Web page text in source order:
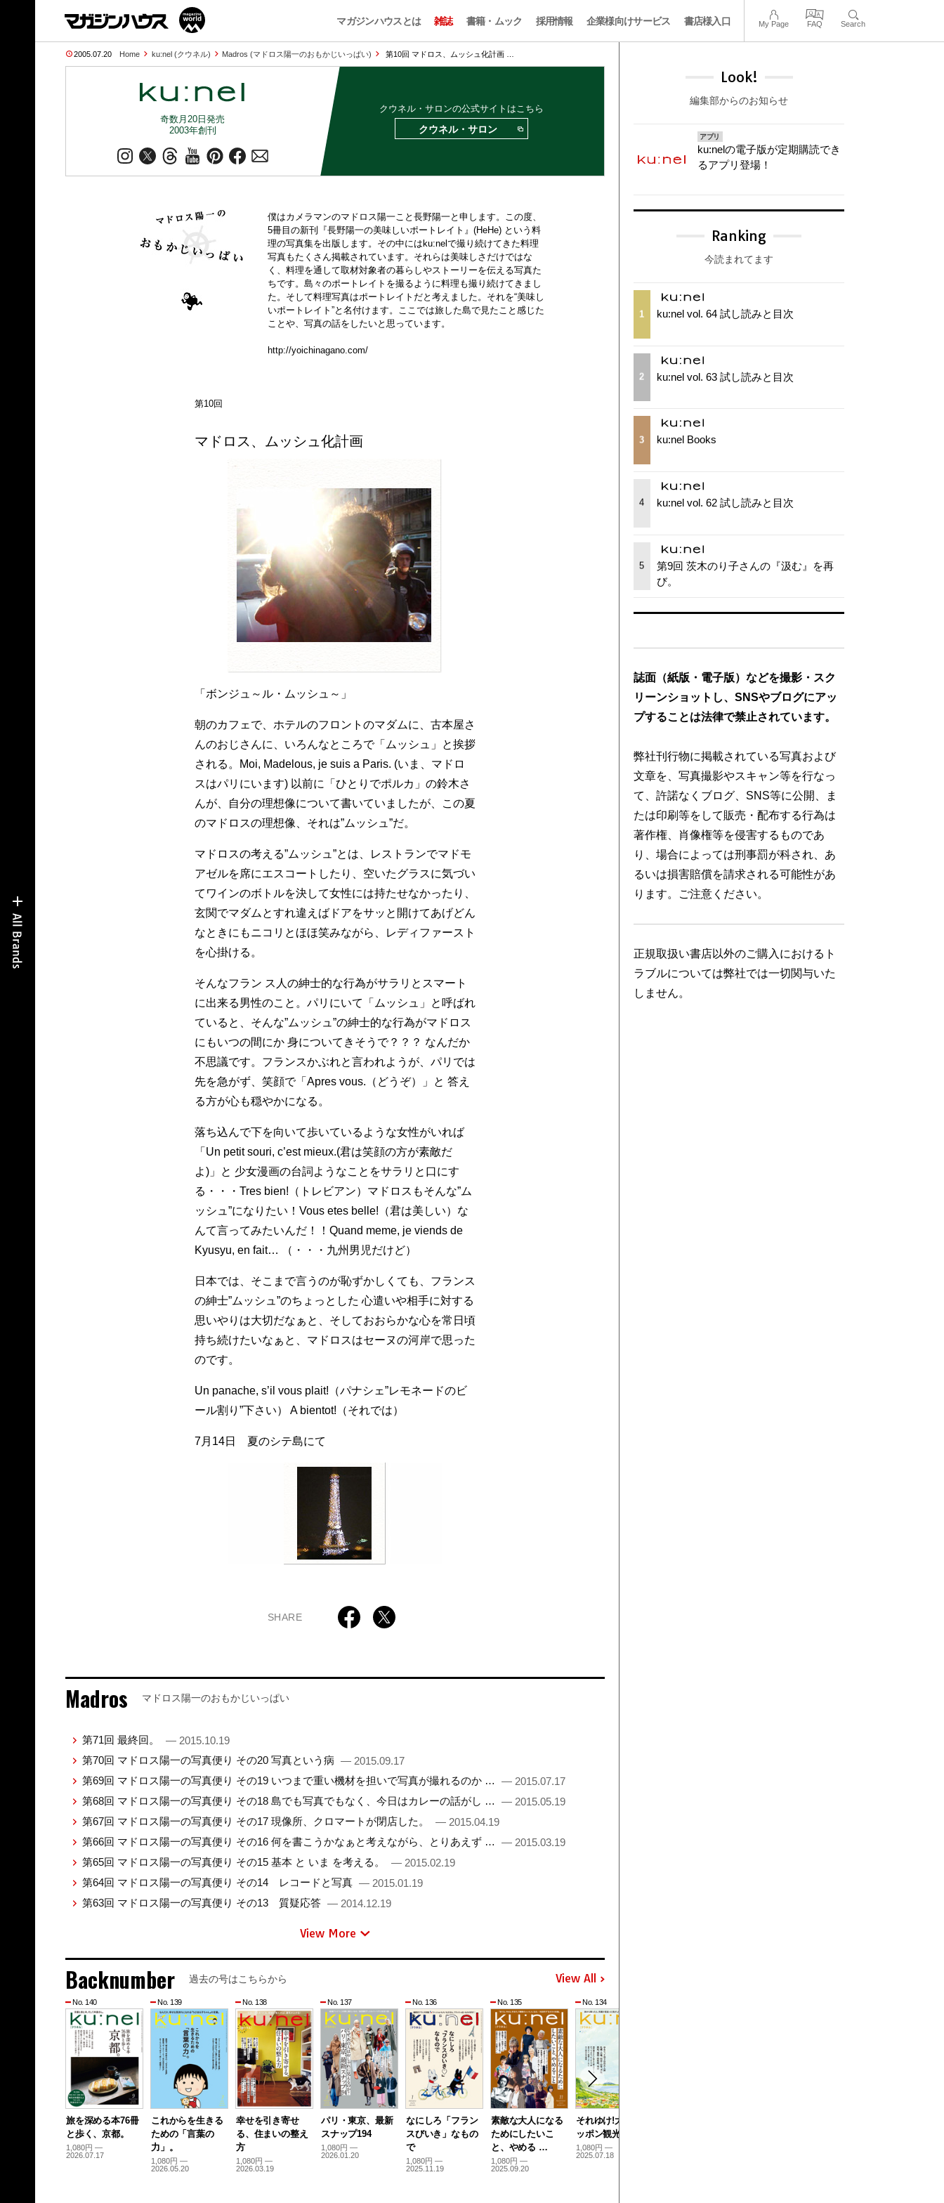
マガジンハウスとは 雑誌 書籍・ムック 採用情報 企業様向けサービス 書店様入口 My Page FAQ Search
2005.07.20 Home ku:nel (クウネル) Madros (マドロス陽一のおもかじいっぱい) 第10回 マドロス、ムッシュ化計画 …
奇数月20日発売
2003年創刊
クウネル・サロンの公式サイトはこちら
クウネル・サロン
僕はカメラマンのマドロス陽一こと長野陽一と申します。この度、
5冊目の新刊『長野陽一の美味しいポートレイト』(HeHe) という料
理の写真集を出版します。その中にはku:nelで撮り続けてきた料理
写真もたくさん掲載されています。それらは美味しさだけではな
く、料理を通して取材対象者の暮らしやストーリーを伝える写真た
ちです。島々のポートレイトを撮るように料理も撮り続けてきまし
た。そして料理写真はポートレイトだと考えました。それを“美味し
いポートレイト”と名付けます。ここでは旅した島で見たこと感じた
ことや、写真の話をしたいと思っています。
http://yoichinagano.com/
第10回
マドロス、ムッシュ化計画
「ボンジュ～ル・ムッシュ～」
朝のカフェで、ホテルのフロントのマダムに、古本屋さ
んのおじさんに、いろんなところで「ムッシュ」と挨拶
される。Moi, Madelous, je suis a Paris. (いま、マドロ
スはパリにいます) 以前に「ひとりでポルカ」の鈴木さ
んが、自分の理想像について書いていましたが、この夏
のマドロスの理想像、それは”ムッシュ”だ。
マドロスの考える”ムッシュ”とは、レストランでマドモ
アゼルを席にエスコートしたり、空いたグラスに気づい
てワインのボトルを決して女性には持たせなかったり、
玄関でマダムとすれ違えばドアをサッと開けてあげどん
なときにもニコリとほほ笑みながら、レディファースト
を心掛ける。
そんなフラン ス人の紳士的な行為がサラリとスマート
に出来る男性のこと。パリにいて「ムッシュ」と呼ばれ
ていると、そんな”ムッシュ”の紳士的な行為がマドロス
にもいつの間にか 身についてきそうで？？？ なんだか
不思議です。フランスかぶれと言われようが、パリでは
先を急がず、笑顔で「Apres vous.（どうぞ）」と 答え
る方が心も穏やかになる。
落ち込んで下を向いて歩いているような女性がいれば
「Un petit souri, c’est mieux.(君は笑顔の方が素敵だ
よ)」と 少女漫画の台詞ようなことをサラリと口にす
る・・・Tres bien!（トレビアン）マドロスもそんな”ム
ッシュ”になりたい！Vous etes belle!（君は美しい）な
んて言ってみたいんだ！！Quand meme, je viends de
Kyusyu, en fait… （・・・九州男児だけど）
日本では、そこまで言うのが恥ずかしくても、フランス
の紳士”ムッシュ”のちょっとした 心遣いや相手に対する
思いやりは大切だなぁと、そしておおらかな心を常日頃
持ち続けたいなぁと、マドロスはセーヌの河岸で思った
のです。
Un panache, s’il vous plait!（パナシェ”レモネードのビ
ール割り”下さい） A bientot!（それでは）
7月14日 夏のシテ島にて
SHARE
Madros マドロス陽一のおもかじいっぱい
第71回 最終回。
— 2015.10.19
第70回 マドロス陽一の写真便り その20 写真という病 — 2015.09.17
第69回 マドロス陽一の写真便り その19 いつまで重い機材を担いで写真が撮れるのか …
— 2015.07.17
第68回 マドロス陽一の写真便り その18 島でも写真でもなく、今日はカレーの話がし …
— 2015.05.19
第67回 マドロス陽一の写真便り その17 現像所、クロマートが閉店した。
— 2015.04.19
第66回 マドロス陽一の写真便り その16 何を書こうかなぁと考えながら、とりあえず …
— 2015.03.19
第65回 マドロス陽一の写真便り その15 基本 と いま を考える。
— 2015.02.19
第64回 マドロス陽一の写真便り その14 レコードと写真 — 2015.01.19
第63回 マドロス陽一の写真便り その13 質疑応答 — 2014.12.19
View More
Backnumber 過去の号はこちらから View All
No. 140
旅を深める本76冊
と歩く、京都。
1,080円 —
2026.07.17
No. 139
これからを生きる
ための「言葉の
力」。
1,080円 —
2026.05.20
No. 138
幸せを引き寄せ
る、住まいの整え
方
1,080円 —
2026.03.19
No. 137
パリ・東京、最新
スナップ194
1,080円 —
2026.01.20
No. 136
なにしろ「フラン
スびいき」なもの
で
1,080円 —
2025.11.19
No. 135
素敵な大人になる
ためにしたいこ
と、やめる …
1,080円 —
2025.09.20
No. 134
それゆけ!大人のニ
ッポン観光
1,080円 —
2025.07.18
Look!
編集部からのお知らせ
アプリ
ku:nelの電子版が定期購読でき
るアプリ登場！
Ranking
今読まれてます
1 ku:nel vol. 64 試し読みと目次
2 ku:nel vol. 63 試し読みと目次
3 ku:nel Books
4 ku:nel vol. 62 試し読みと目次
5
第9回 茨木のり子さんの『汲む』を再
び。
誌面（紙版・電子版）などを撮影・スク
リーンショットし、SNSやブログにアッ
プすることは法律で禁止されています。
弊社刊行物に掲載されている写真および
文章を、写真撮影やスキャン等を行なっ
て、許諾なくブログ、SNS等に公開、ま
たは印刷等をして販売・配布する行為は
著作権、肖像権等を侵害するものであ
り、場合によっては刑事罰が科され、あ
るいは損害賠償を請求される可能性があ
ります。ご注意ください。
正規取扱い書店以外のご購入におけるト
ラブルについては弊社では一切関与いた
しません。